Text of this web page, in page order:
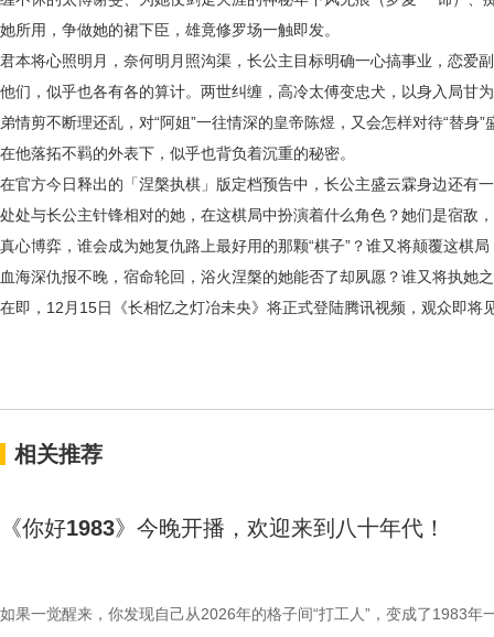
她所用，争做她的裙下臣，雄竟修罗场一触即发。
君本将心照明月，奈何明月照沟渠，长公主目标明确一心搞事业，恋爱
他们，似乎也各有各的算计。两世纠缠，高冷太傅变忠犬，以身入局甘
弟情剪不断理还乱，对“阿姐”一往情深的皇帝陈煜，又会怎样对待“替身
在他落拓不羁的外表下，似乎也背负着沉重的秘密。
在官方今日释出的「涅槃执棋」版定档预告中，长公主盛云霖身边还有
处处与长公主针锋相对的她，在这棋局中扮演着什么角色？她们是宿敌
真心博弈，谁会成为她复仇路上最好用的那颗“棋子”？谁又将颠覆这棋局
血海深仇报不晚，宿命轮回，浴火涅槃的她能否了却夙愿？谁又将执她
在即， 12月15日《长相忆之灯冶未央》将正式登陆腾讯视频，观众即将
相关推荐
《你好1983》今晚开播，欢迎来到八十年代！
如果一觉醒来，你发现自己从2026年的格子间“打工人”，变成了1983年